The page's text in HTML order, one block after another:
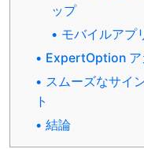
ップ
モバイルアプ
ExpertOption ア
スムーズなサイ
ト
結論